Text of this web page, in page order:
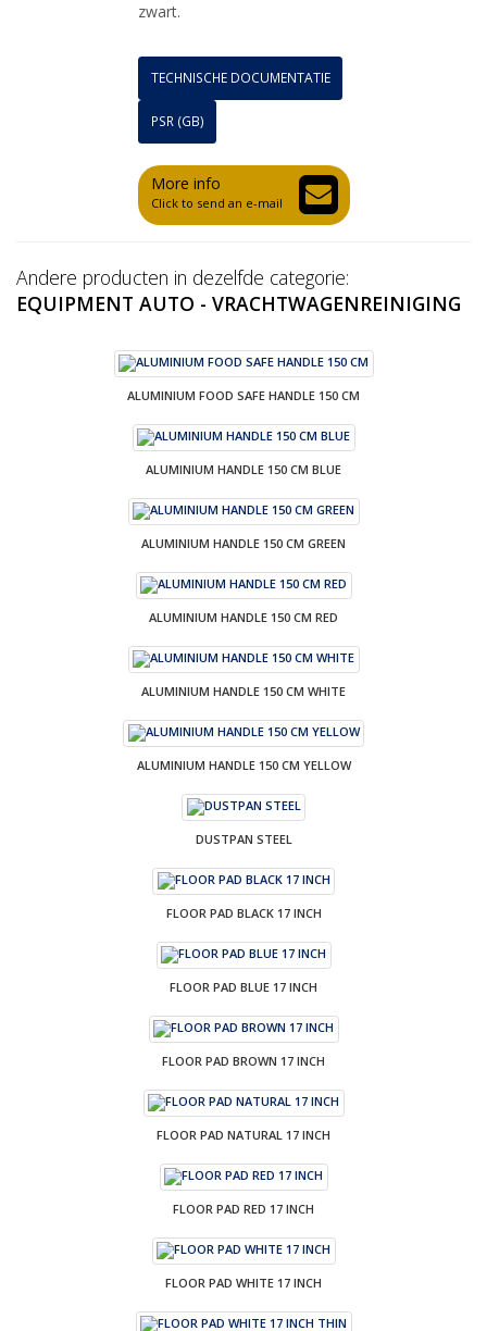
zwart.
TECHNISCHE DOCUMENTATIE
PSR (GB)
More info
Click to send an e-mail
Andere producten in dezelfde categorie:
EQUIPMENT AUTO - VRACHTWAGENREINIGING
ALUMINIUM FOOD SAFE HANDLE 150 CM
ALUMINIUM HANDLE 150 CM BLUE
ALUMINIUM HANDLE 150 CM GREEN
ALUMINIUM HANDLE 150 CM RED
ALUMINIUM HANDLE 150 CM WHITE
ALUMINIUM HANDLE 150 CM YELLOW
DUSTPAN STEEL
FLOOR PAD BLACK 17 INCH
FLOOR PAD BLUE 17 INCH
FLOOR PAD BROWN 17 INCH
FLOOR PAD NATURAL 17 INCH
FLOOR PAD RED 17 INCH
FLOOR PAD WHITE 17 INCH